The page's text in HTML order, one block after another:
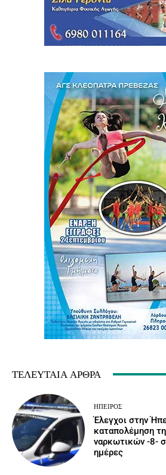
ΤΕΛΕΥΤΑΊΑ ΆΡΘΡΑ
ΉΠΕΙΡΟΣ
Έλεγχοι στην
καταπολέμηση
ναρκωτικών -8-
ημέρες